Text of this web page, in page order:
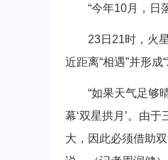
“今年10月，日落
23日21时，火星
近距离“相遇”并形
“如果天气足够晴
幕‘双星拱月’。由
大，因此必须借助